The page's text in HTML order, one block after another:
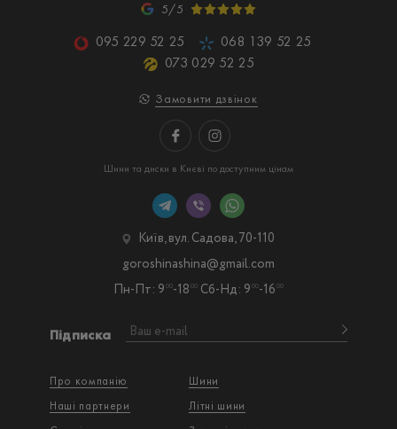
5/5
095 229 52 25
068 139 52 25
073 029 52 25
Замовити дзвінок
Шини та диски в Києві по доступним цінам
Про компанію
Наші партнери
Шини
Літні шини
Підписка
Київ, вул. Садова, 70-110
Пн-Пт: 9 00-18 00 Сб-Нд: 9 00-16 00
goroshinashina@gmail.com